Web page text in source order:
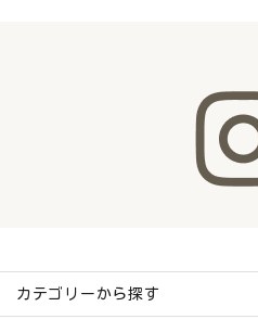
カテゴリーから探す